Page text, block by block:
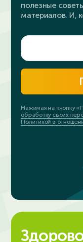
полезные
материалов. И,
Нажимая на кнопку
обработку своих
Политикой в